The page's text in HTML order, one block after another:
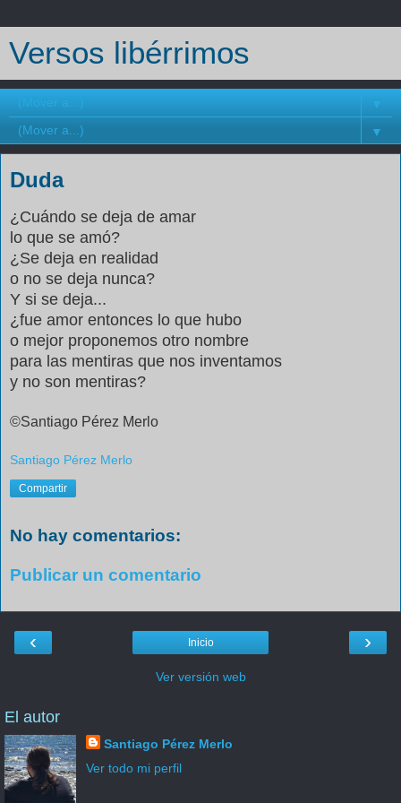
Versos libérrimos
▼
▼
Duda
¿Cuándo se deja de amar
lo que se amó?
¿Se deja en realidad
o no se deja nunca?
Y si se deja...
¿fue amor entonces lo que hubo
o mejor proponemos otro nombre
para las mentiras que nos inventamos
y no son mentiras?
©Santiago Pérez Merlo
Santiago Pérez Merlo
Compartir
No hay comentarios:
Publicar un comentario
‹ ›
Inicio
Ver versión web
El autor
Santiago Pérez Merlo
Ver todo mi perfil